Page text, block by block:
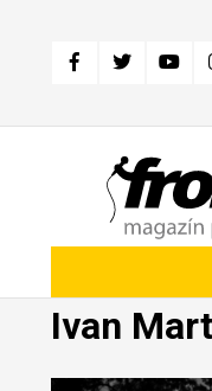
hlavnímu
Ivan